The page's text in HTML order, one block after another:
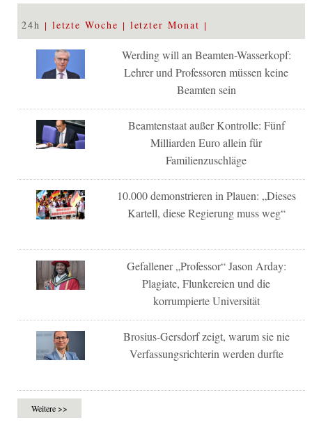
24h letzte Woche letzter Monat
Werding will an Beamten-Wasserkopf:
Lehrer und Professoren müssen keine
Beamten sein
Beamtenstaat außer Kontrolle: Fünf
Milliarden Euro allein für
Familienzuschläge
10.000 demonstrieren in Plauen: „Dieses
Kartell, diese Regierung muss weg“
Gefallener „Professor“ Jason Arday:
Plagiate, Flunkereien und die
korrumpierte Universität
Brosius-Gersdorf zeigt, warum sie nie
Verfassungsrichterin werden durfte
Weitere >>